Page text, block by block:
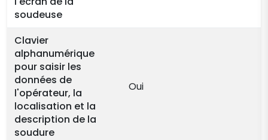
soudeuse
Clavier
alphanumérique
pour saisir les
données de
l'opérateur, la
localisation et la
description de la
soudure
Oui